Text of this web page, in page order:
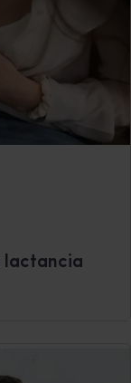
lactancia